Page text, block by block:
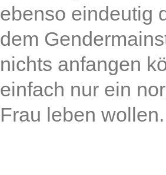
ebenso eindeutig
dem
nichts anfangen
einfach nur ein
Frau leben